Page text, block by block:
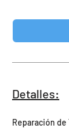
Detalles:
Reparación de